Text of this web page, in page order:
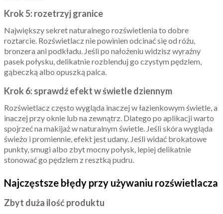
Krok 5: rozetrzyj granice
Największy sekret naturalnego rozświetlenia to dobre
roztarcie. Rozświetlacz nie powinien odcinać się od różu,
bronzera ani podkładu. Jeśli po nałożeniu widzisz wyraźny
pasek połysku, delikatnie rozblenduj go czystym pędzlem,
gąbeczką albo opuszką palca.
Krok 6: sprawdź efekt w świetle dziennym
Rozświetlacz często wygląda inaczej w łazienkowym świetle, a
inaczej przy oknie lub na zewnątrz. Dlatego po aplikacji warto
spojrzeć na makijaż w naturalnym świetle. Jeśli skóra wygląda
świeżo i promiennie, efekt jest udany. Jeśli widać brokatowe
punkty, smugi albo zbyt mocny połysk, lepiej delikatnie
stonować go pędzlem z resztką pudru.
Najczęstsze błędy przy używaniu rozświetlacza
Zbyt duża ilość produktu